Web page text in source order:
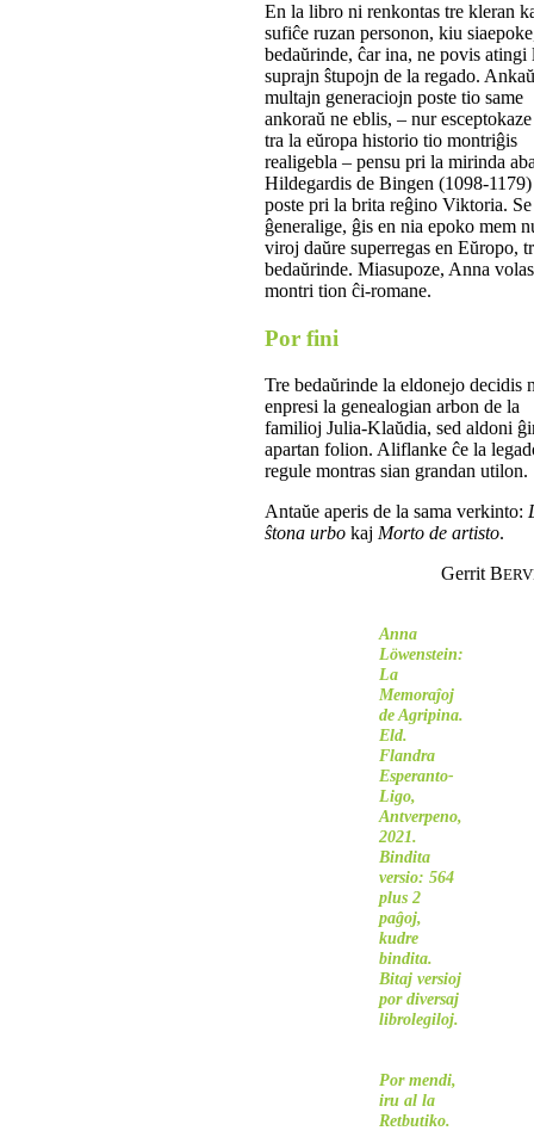
En la libro ni renkontas tre kleran
sufiĉe ruzan personon, kiu
bedaŭrinde, ĉar ina, ne povis atingi
suprajn ŝtupojn de la regado.
multajn generaciojn poste tio same
ankoraŭ ne eblis, – nur
tra la eŭropa historio tio montriĝis
realigebla – pensu pri la mirinda
Hildegardis de Bingen (1098-
poste pri la brita reĝino Viktoria.
ĝeneralige, ĝis en nia epoko mem
viroj daŭre superregas en Eŭropo,
bedaŭrinde. Miasupoze, Anna volas
montri tion ĉi-romane.
Por fini
Tre bedaŭrinde la eldonejo decidis
enpresi la genealogian arbon de la
familioj Julia-Klaŭdia, sed aldoni
apartan folion. Aliflanke ĉe la
regule montras sian grandan utilon.
Antaŭe aperis de la sama verkinto:
ŝtona urbo kaj Morto de artisto.
Gerrit B
Anna
Löwenstein:
La
Memoraĵoj
de Agripina.
Eld.
Flandra
Esperanto-
Ligo,
Antverpeno,
2021.
Bindita
versio: 564
plus 2
paĝoj,
kudre
bindita.
Bitaj versioj
por diversaj
librolegiloj.
Por mendi,
iru alla
Retbutiko.